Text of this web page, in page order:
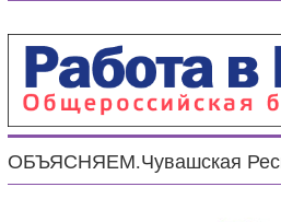
ОБЪЯСНЯЕМ.Чувашская